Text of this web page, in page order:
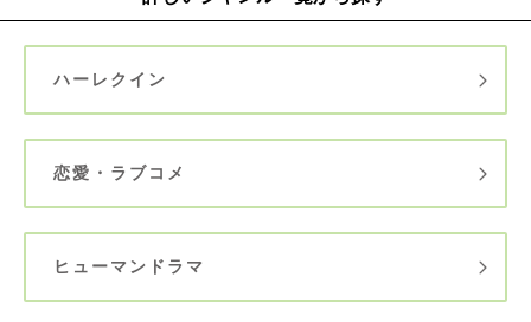
ハーレクイン
恋愛・ラブコメ
ヒューマンドラマ